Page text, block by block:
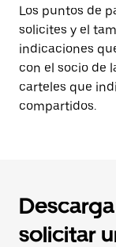
Los puntos de
solicites y el
indicaciones
con el socio de
carteles que
compartidos.
solicitar